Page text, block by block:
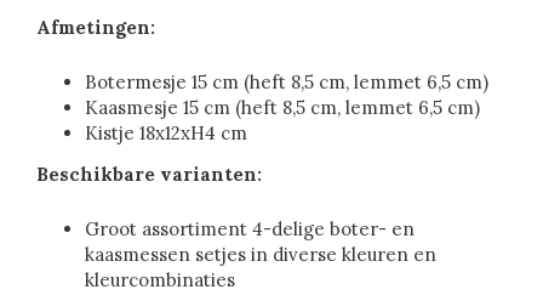
Afmetingen:
Botermesje 15 cm (heft 8,5 cm, lemmet 6,5 cm)
Kaasmesje 15 cm (heft 8,5 cm, lemmet 6,5 cm)
Kistje 18x12xH4 cm
Beschikbare varianten:
Groot assortiment 4-delige boter- en
kaasmessen setjes in diverse kleuren en
kleurcombinaties